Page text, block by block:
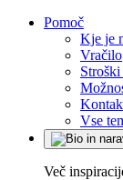
Pomoč
Kje je
Vračilo
Stroški
Vse
Več